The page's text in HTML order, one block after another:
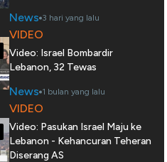
News 3 hari yang lalu
VIDEO
Video: Israel Bombardir
Lebanon, 32 Tewas
News 1 bulan yang lalu
VIDEO
Video: Pasukan Israel Maju ke
Lebanon - Kehancuran Teheran
Diserang AS